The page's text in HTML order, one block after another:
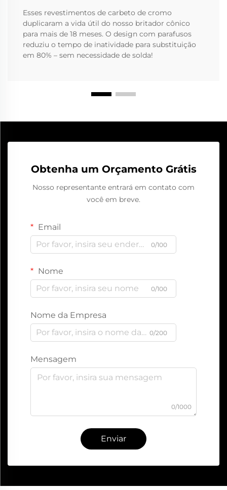
Esses revestimentos de carbeto de cromo
duplicaram a vida útil do nosso britador cônico
para mais de 18 meses. O design com parafusos
reduziu o tempo de inatividade para substituição
em 80% – sem necessidade de solda!
Obtenha um Orçamento Grátis
Nosso representante entrará em contato com
você em breve.
Email
0/100
Nome
0/100
Nome da Empresa
0/200
Mensagem
0/1000
Enviar